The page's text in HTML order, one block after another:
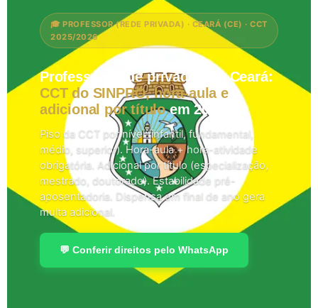
🎓 PROFESSOR (REDE PRIVADA) · CEARÁ (CE) · CCT
2025/2026
Professor (rede privada) em Ceará:
CCT do SINPRO, hora-aula e
adicional por títuloem 2026.
Piso da CCT por nível (infantil, fundamental,
médio, superior). Hora-aula + hora-atividade
obrigatória. Adicional por título (especialização,
mestrado, doutorado). Estabilidade pré-
aposentadoria. Dispensa em final de ano gera
multa adicional.
💬 Conferir direitos pelo WhatsApp